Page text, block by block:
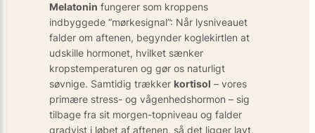
Melatonin fungerer som kroppens
indbyggede “mørkesignal”: Når lysniveauet
falder om aftenen, begynder koglekirtlen at
udskille hormonet, hvilket sænker
kropstemperaturen og gør os naturligt
søvnige. Samtidig trækker kortisol – vores
primære stress- og vågenhedshormon – sig
tilbage fra sit morgen-topniveau og falder
gradvist i løbet af aftenen, så det ligger lavt,